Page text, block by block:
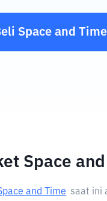
Space and Time
Space
and Time saat ini